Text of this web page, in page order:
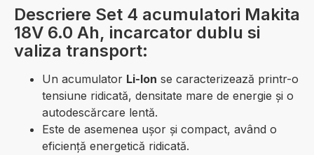
Descriere Set 4 acumulatori Makita
18V 6.0 Ah, incarcator dublu si
valiza transport:
Un acumulator Li-Ion se caracterizează printr-o
tensiune ridicată, densitate mare de energie și o
autodescărcare lentă.
Este de asemenea ușor și compact, având o
eficiență energetică ridicată.